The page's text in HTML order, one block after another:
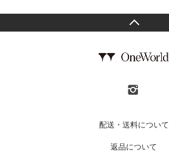
配送・送料について
返品について